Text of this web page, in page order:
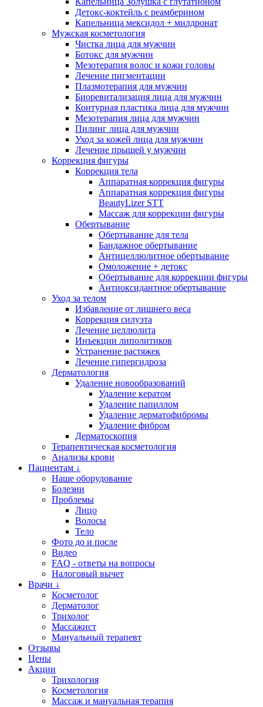
Детокс-коктейль с реамберином
Капельница мексидол + милдронат
Мужская косметология
Чистка лица для мужчин
Ботокс для мужчин
Мезотерапия волос и кожи головы
Лечение пигментации
Плазмотерапия для мужчин
Биоревитализация лица для мужчин
Контурная пластика лица для мужчин
Мезотерапия лица для мужчин
Пилинг лица для мужчин
Уход за кожей лица для мужчин
Лечение прыщей у мужчин
Коррекция фигуры
Коррекция тела
Аппаратная коррекция фигуры
Аппаратная коррекция фигуры
BeautyLizer STT
Массаж для коррекции фигуры
Обертывание
Обертывание для тела
Бандажное обертывание
Антицеллюлитное обертывание
Омоложение + детокс
Обертывание для коррекции фигуры
Антиоксидантное обертывание
Уход за телом
Избавление от лишнего веса
Коррекция силуэта
Лечение целлюлита
Инъекции липолитиков
Устранение растяжек
Лечение гипергидроза
Дерматология
Удаление новообразований
Удаление кератом
Удаление папиллом
Удаление дерматофибромы
Удаление фибром
Дерматоскопия
Терапевтическая косметология
Анализы крови
Пациентам ↓
Наше оборудование
Болезни
Проблемы
Лицо
Волосы
Тело
Фото до и после
Видео
FAQ - ответы на вопросы
Налоговый вычет
Врачи ↓
Косметолог
Дерматолог
Трихолог
Массажист
Мануальный терапевт
Отзывы
Цены
Акции
Трихология
Косметология
Массаж и мануальная терапия